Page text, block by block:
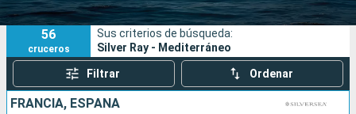
Puertos Compañías
Buscar
56
cruceros
Sus criterios de búsqueda:
Silver Ray - Mediterráneo
Filtrar Ordenar
FRANCIA, ESPAÑA